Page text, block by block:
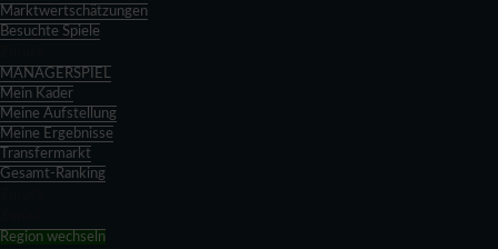
Marktwertschätzungen
Besuchte Spiele
MANAGERSPIEL
Mein Kader
Meine Aufstellung
Meine Ergebnisse
Transfermarkt
Gesamt-Ranking
Region wechseln